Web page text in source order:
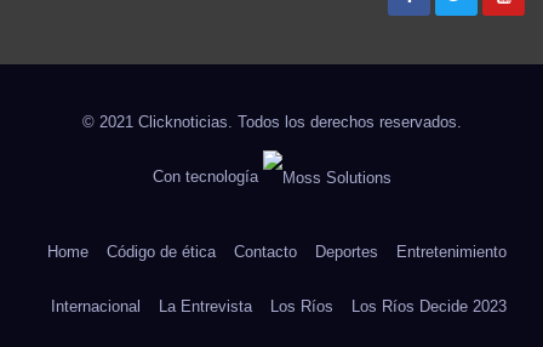
© 2021 Clicknoticias. Todos los derechos reservados.
Con tecnología
Home Código de ética Contacto Deportes Entretenimiento
Internacional La Entrevista Los Ríos Los Ríos Decide 2023